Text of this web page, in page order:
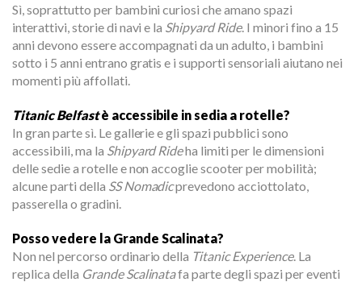
Sì, soprattutto per bambini curiosi che amano spazi
interattivi, storie di navi e la Shipyard Ride. I minori fino a 15
anni devono essere accompagnati da un adulto, i bambini
sotto i 5 anni entrano gratis e i supporti sensoriali aiutano nei
momenti più affollati.
Titanic Belfastè accessibile in sedia a rotelle?
In gran parte sì. Le gallerie e gli spazi pubblici sono
accessibili, ma la Shipyard Rideha limiti per le dimensioni
delle sedie a rotelle e non accoglie scooter per mobilità;
alcune parti della SS Nomadicprevedono acciottolato,
passerella o gradini.
Posso vedere la Grande Scalinata?
Non nel percorso ordinario della Titanic Experience. La
replica della Grande Scalinatafa parte degli spazi per eventi